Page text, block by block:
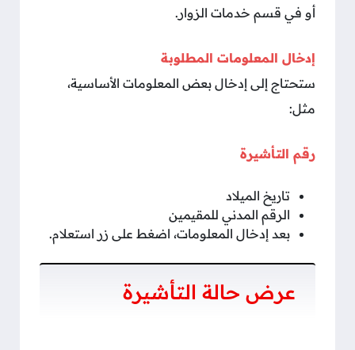
أو في قسم خدمات الزوار.
إدخال المعلومات المطلوبة
ستحتاج إلى إدخال بعض المعلومات الأساسية،
مثل:
رقم التأشيرة
تاريخ الميلاد
الرقم المدني للمقيمين
بعد إدخال المعلومات، اضغط على زر استعلام.
عرض حالة التأشيرة